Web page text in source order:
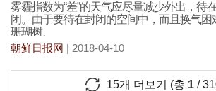
雾霾指数为“差”的天气应尽量减少外出，待
闭。由于要待在封闭的空间中，而且换气困
珊瑚树、
朝鲜日报网 | 2018-04-10
15개 더보기 (총 1/